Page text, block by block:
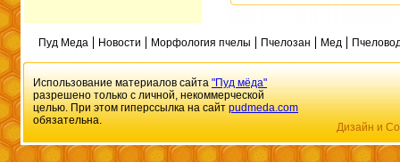
Пуд Меда Новости Морфология пчелы Пчелозан Мед
Использование материалов сайта"Пуд мёда"
разрешено только с личной, некоммерческой
целью. При этом гиперссылка на сайтpudmeda.com
обязательна.
Дизайн и